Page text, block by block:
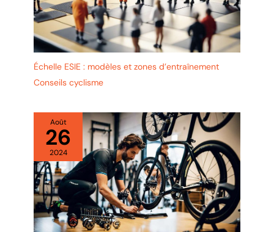
faisons une promesse. Si, pour
une raison quelconque, vous
n'aimez pas quelque chose sur le
vélo, vous recevrez votre argent.
Jusqu’à 30 jours après l’achat !
entièrement sur nous et vous
faisons une promesse. Si, pour
une raison quelconque, le vélo
ne vous convient pas, vous serez
remboursé. Jusqu'à 30 jours
Échelle ESIE : modèles et zones d’entraînement
Conseils cyclisme
Août
26
2024